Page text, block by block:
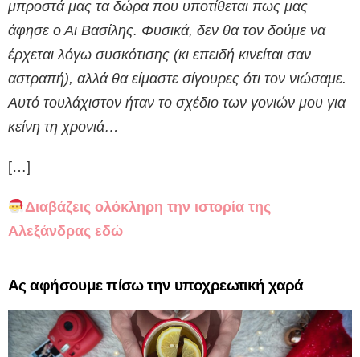
μπροστά μας τα δώρα που υποτίθεται πως μας
άφησε ο Αι Βασίλης. Φυσικά, δεν θα τον δούμε να
έρχεται λόγω συσκότισης (κι επειδή κινείται σαν
αστραπή), αλλά θα είμαστε σίγουρες ότι τον νιώσαμε.
Αυτό τουλάχιστον ήταν το σχέδιο των γονιών μου για
κείνη τη χρονιά…
[…]
Διαβάζεις ολόκληρη την ιστορία της
Αλεξάνδρας εδώ
Ας αφήσουμε πίσω την υποχρεωτική χαρά